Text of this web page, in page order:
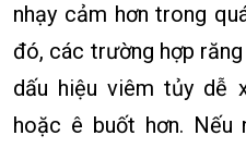
nhạy cảm hơn trong
đó, các trường hợp
dấu hiệu viêm tủy dễ
hoặc ê buốt hơn. Nếu